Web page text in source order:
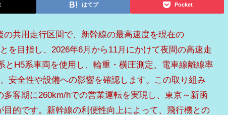
はてブ Pocket
共用走行区間で、新幹線の最高速度を現在の
を目指し、2026年6月から11月にかけて夜間の高速走
とH5系車両を使用し、輪重・横圧測定、電車線離線率
安全性や設備への影響を確認します。この取り組み
客期に260km/hでの営業運転を実現し、東京～新函
的です。新幹線の利便性向上によって、飛行機との